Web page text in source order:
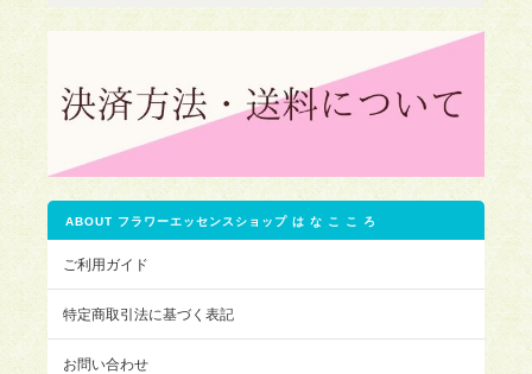
ABOUT フラワーエッセンスショップ は な こ こ ろ
ご利用ガイド
特定商取引法に基づく表記
お問い合わせ